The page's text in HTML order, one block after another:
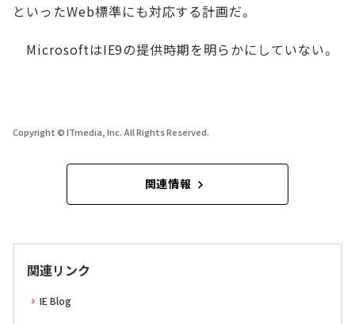
といったWeb標準にも対応する計画だ。
MicrosoftはIE9の提供時期を明らかにしていない。
Copyright © ITmedia, Inc. All Rights Reserved.
関連情報
関連リンク
IE Blog